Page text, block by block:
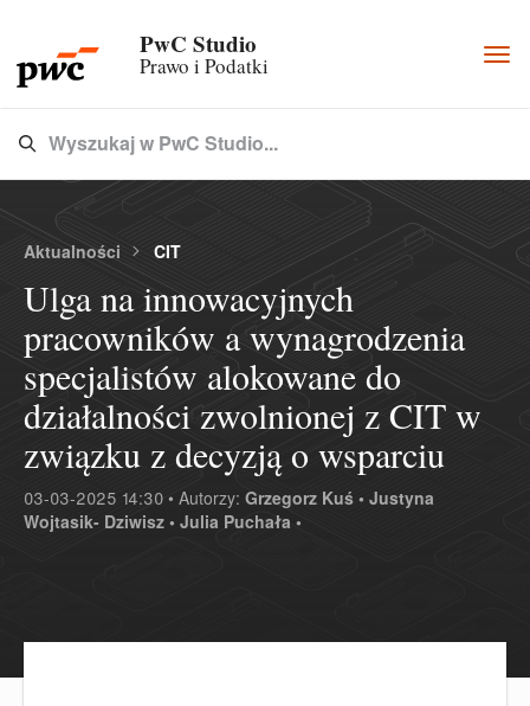
PwC Studio
Prawo i Podatki
Type 3 or more characters for results.
Wyszukaj w PwC Studio...
Aktualności CIT
Ulga na innowacyjnych
pracowników a wynagrodzenia
specjalistów alokowane do
działalności zwolnionej z CIT w
związku z decyzją o wsparciu
03-03-2025 14:30 • Autorzy: Grzegorz Kuś • Justyna
Wojtasik- Dziwisz • Julia Puchała •